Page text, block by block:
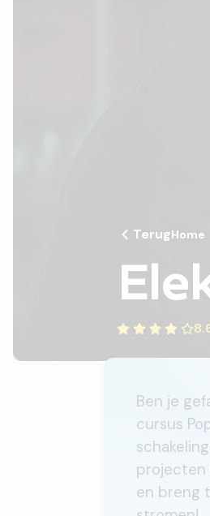
TerugHome
Ben je
cursus
projecten
en breng